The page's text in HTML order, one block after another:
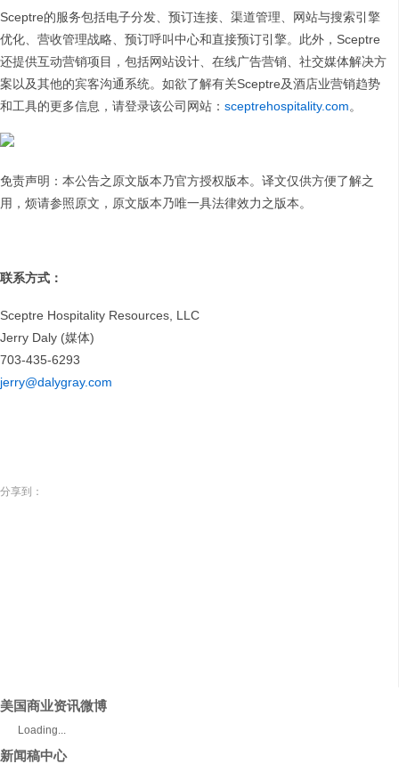
Sceptre的服务包括电子分发、预订连接、渠道管理、网站与搜索引擎
优化、营收管理战略、预订呼叫中心和直接预订引擎。此外，Sceptre
还提供互动营销项目，包括网站设计、在线广告营销、社交媒体解决方
案以及其他的宾客沟通系统。如欲了解有关Sceptre及酒店业营销趋势
和工具的更多信息，请登录该公司网站： sceptrehospitality.com。
免责声明：本公告之原文版本乃官方授权版本。译文仅供方便了解之
用，烦请参照原文，原文版本乃唯一具法律效力之版本。
联系方式：
Sceptre Hospitality Resources, LLC
Jerry Daly (媒体)
703-435-6293
jerry@dalygray.com
分享到：
美国商业资讯微博
Loading...
新闻稿中心